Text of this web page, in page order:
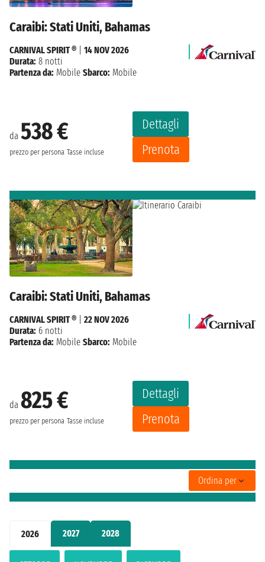
2026 2027 2028
Caraibi: Stati Uniti, Bahamas
da 538 €
prezzo per persona Tasse incluse
Dettagli
Prenota
CARNIVAL SPIRIT ®
14 NOV 2026
Durata: 8 notti
Partenza da: Mobile Sbarco: Mobile
Caraibi: Stati Uniti, Bahamas
da 825 €
prezzo per persona Tasse incluse
Dettagli
Prenota
CARNIVAL SPIRIT ®
22 NOV 2026
Durata: 6 notti
Partenza da: Mobile Sbarco: Mobile
Ordina per